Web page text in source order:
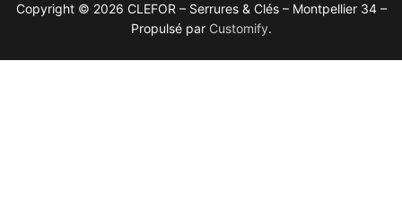
Copyright © 2026 CLEFOR – Serrures & Clés – Montpellier 34 –
Propulsé par Customify.